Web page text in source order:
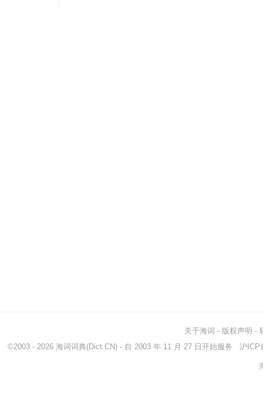
关于海词 - 版权声明 -
©2003 - 2026 海词词典(Dict.CN) - 自 2003 年 11 月 27 日开始服务 沪ICP